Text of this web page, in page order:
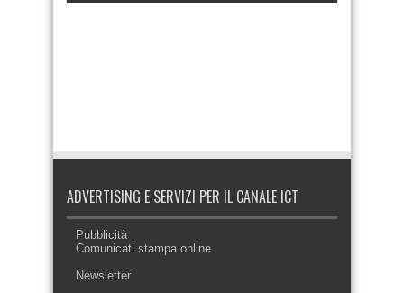
ADVERTISING E SERVIZI PER IL CANALE ICT
Pubblicità
Comunicati stampa online
Newsletter